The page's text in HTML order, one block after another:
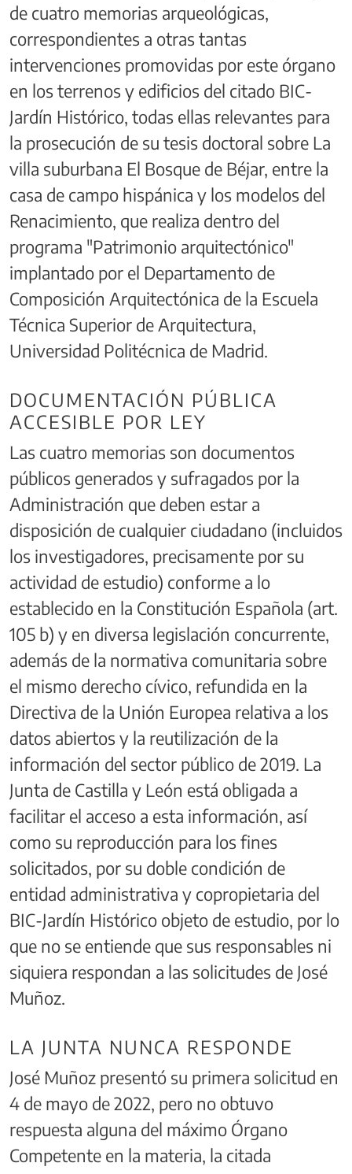
de cuatro memorias arqueológicas,
correspondientes a otras tantas
intervenciones promovidas por este órgano
en los terrenos y edificios del citado BIC-
Jardín Histórico, todas ellas relevantes para
la prosecución de su tesis doctoral sobre La
villa suburbana El Bosque de Béjar, entre la
casa de campo hispánica y los modelos del
Renacimiento, que realiza dentro del
programa "Patrimonio arquitectónico"
implantado por el Departamento de
Composición Arquitectónica de la Escuela
Técnica Superior de Arquitectura,
Universidad Politécnica de Madrid.
DOCUMENTACIÓN PÚBLICA
ACCESIBLE POR LEY
Las cuatro memorias son documentos
públicos generados y sufragados por la
Administración que deben estar a
disposición de cualquier ciudadano (incluidos
los investigadores, precisamente por su
actividad de estudio) conforme a lo
establecido en la Constitución Española (art.
105 b) y en diversa legislación concurrente,
además de la normativa comunitaria sobre
el mismo derecho cívico, refundida en la
Directiva de la Unión Europea relativa a los
datos abiertos y la reutilización de la
información del sector público de 2019. La
Junta de Castilla y León está obligada a
facilitar el acceso a esta información, así
como su reproducción para los fines
solicitados, por su doble condición de
entidad administrativa y copropietaria del
BIC-Jardín Histórico objeto de estudio, por lo
que no se entiende que sus responsables ni
siquiera respondan a las solicitudes de José
Muñoz.
LA JUNTA NUNCA RESPONDE
José Muñoz presentó su primera solicitud en
4 de mayo de 2022, pero no obtuvo
respuesta alguna del máximo Órgano
Competente en la materia, la citada